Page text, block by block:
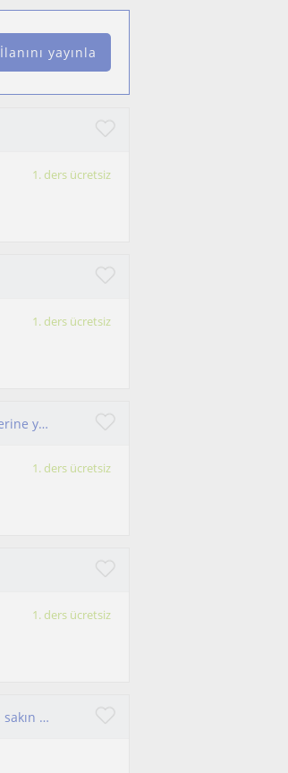
İlanını yayınla
1. ders ücretsiz
1. ders ücretsiz
Ortaokul,lise ve üniversite öğrencilerine kimya dersi verilir. Ödevlerine yardım edilir, vize ve final dönemleri takviye destek olunur
1. ders ücretsiz
1. ders ücretsiz
TYT AYT dersleri için buradayım. En az net ortalaması kimya bunu sakın unutma!